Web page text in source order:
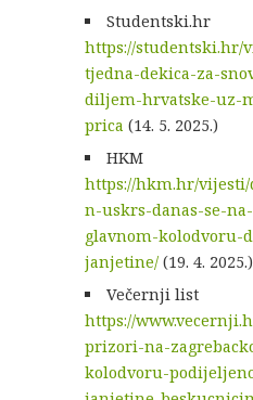
Studentski.hr
https://studentski.hr/
tjedna-dekica-za-
diljem-hrvatske-uz-
prica (14. 5. 2025.)
HKM
https://hkm.hr/vijesti/
n-uskrs-danas-se-
glavnom-kolodvoru-
janjetine/(19. 4. 2025.)
Večernji list
https://
prizori-na-
kolodvoru-